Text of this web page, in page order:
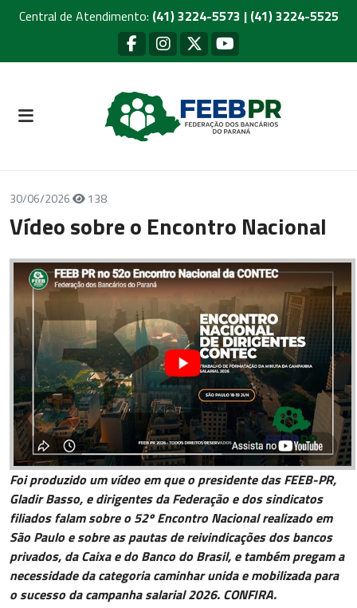
Central de Atendimento: (41) 3224-5573 | (41) 3224-5525
30/06/2026 138
Vídeo sobre o Encontro Nacional
Foi produzido um vídeo em que o presidente das FEEB-PR,
Gladir Basso, e dirigentes da Federação e dos sindicatos
filiados falam sobre o 52º Encontro Nacional realizado em
São Paulo e sobre as pautas de reivindicações dos bancos
privados, da Caixa e do Banco do Brasil, e também pregam a
necessidade da categoria caminhar unida e mobilizada para
o sucesso da campanha salarial 2026. CONFIRA.